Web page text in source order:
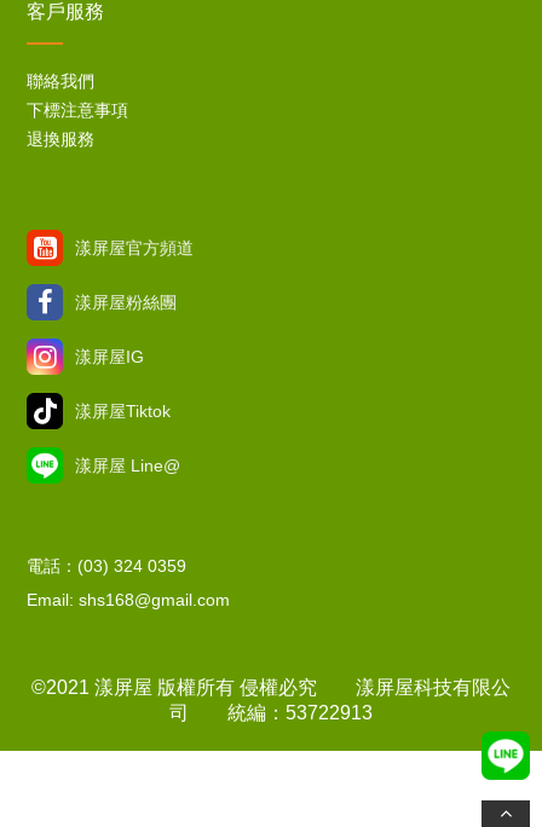
客戶服務
聯絡我們
下標注意事項
退換服務
漾屏屋官方頻道
漾屏屋粉絲團
漾屏屋IG
漾屏屋Tiktok
漾屏屋 Line@
電話：(03) 324 0359
Email: shs168@gmail.com
©2021 漾屏屋 版權所有 侵權必究 漾屏屋科技有限公
司 統編：53722913